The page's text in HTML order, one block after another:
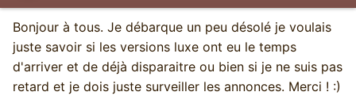
Bonjour à tous. Je débarque un peu désolé je voulais
juste savoir si les versions luxe ont eu le temps
d'arriver et de déjà disparaitre ou bien si je ne suis pas
retard et je dois juste surveiller les annonces. Merci ! :)